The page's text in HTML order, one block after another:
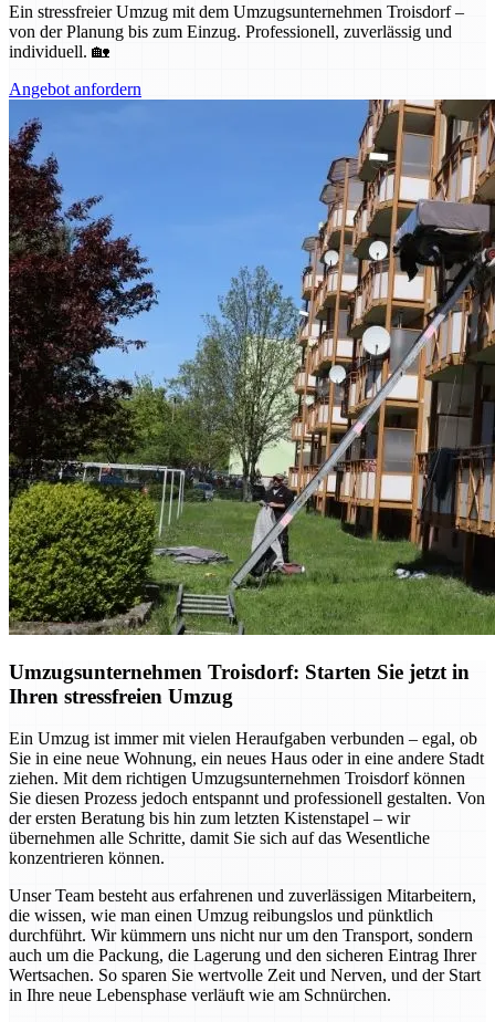
Ein stressfreier Umzug mit dem Umzugsunternehmen Troisdorf –
von der Planung bis zum Einzug. Professionell, zuverlässig und
individuell. 🏡
Angebot anfordern
Umzugsunternehmen Troisdorf: Starten Sie jetzt in
Ihren stressfreien Umzug
Ein Umzug ist immer mit vielen Heraufgaben verbunden – egal, ob
Sie in eine neue Wohnung, ein neues Haus oder in eine andere Stadt
ziehen. Mit dem richtigen Umzugsunternehmen Troisdorf können
Sie diesen Prozess jedoch entspannt und professionell gestalten. Von
der ersten Beratung bis hin zum letzten Kistenstapel – wir
übernehmen alle Schritte, damit Sie sich auf das Wesentliche
konzentrieren können.
Unser Team besteht aus erfahrenen und zuverlässigen Mitarbeitern,
die wissen, wie man einen Umzug reibungslos und pünktlich
durchführt. Wir kümmern uns nicht nur um den Transport, sondern
auch um die Packung, die Lagerung und den sicheren Eintrag Ihrer
Wertsachen. So sparen Sie wertvolle Zeit und Nerven, und der Start
in Ihre neue Lebensphase verläuft wie am Schnürchen.